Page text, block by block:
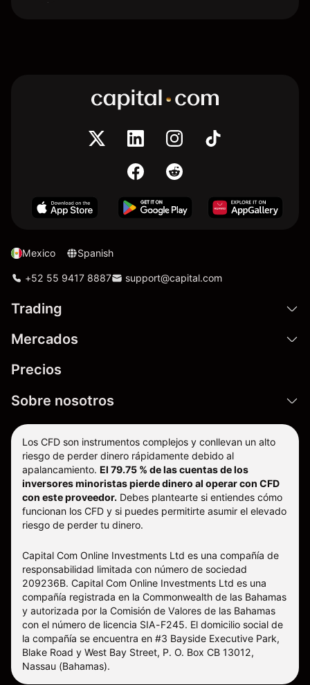
Mexico Spanish
+52 55 9417 8887 support@capital.com
Trading
Mercados
Precios
Sobre nosotros
Los CFD son instrumentos complejos y conllevan un alto
riesgo de perder dinero rápidamente debido al
apalancamiento. El 79.75 % de las cuentas de los
inversores minoristas pierde dinero al operar con CFD
con este proveedor. Debes plantearte si entiendes cómo
funcionan los CFD y si puedes permitirte asumir el elevado
riesgo de perder tu dinero.
Capital Com Online Investments Ltd es una compañía de
responsabilidad limitada con número de sociedad
209236B. Capital Com Online Investments Ltd es una
compañía registrada en la Commonwealth de las Bahamas
y autorizada por la Comisión de Valores de las Bahamas
con el número de licencia SIA-F245. El domicilio social de
la compañía se encuentra en #3 Bayside Executive Park,
Blake Road y West Bay Street, P. O. Box CB 13012,
Nassau (Bahamas).